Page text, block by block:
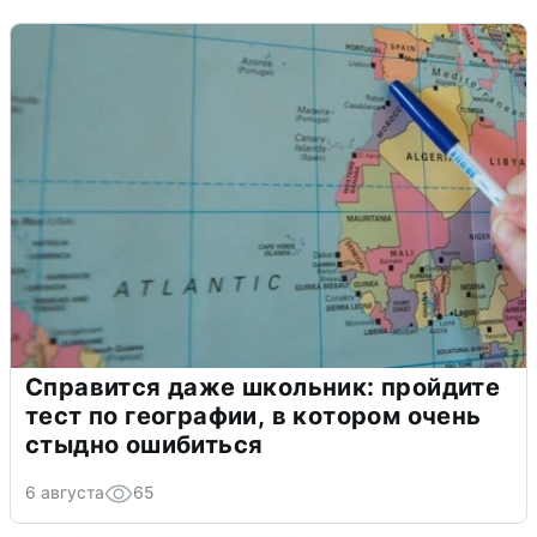
Справится даже школьник: пройдите
тест по географии, в котором очень
стыдно ошибиться
6 августа 65